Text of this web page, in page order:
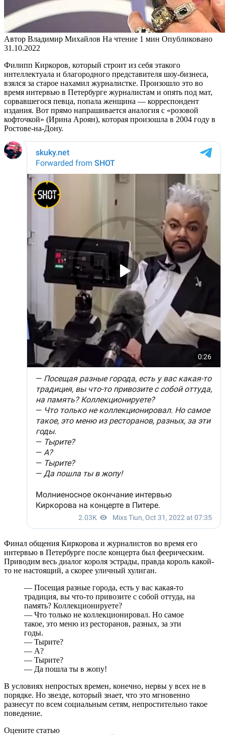
Автор Владимир Михайлов На чтение 1 мин Опубликовано
31.10.2022
Филипп Киркоров, который строит из себя этакого
интеллектуала и благородного представителя шоу-бизнеса,
взялся за старое нахамил журналистке. Произошло это во
время интервью в Петербурге журналистам и опять под мат,
сорвавшегося певца, попала женщина — корреспондент
издания. Вот прямо напрашивается аналогия с «розовой
кофточкой» (Ирина Ароян), которая произошла в 2004 году в
Ростове-на-Дону.
Финал общения Киркорова и журналистов во время его
интервью в Петербурге после концерта был феерическим.
Приводим весь диалог короля эстрады, правда король какой-
то не настоящий, а скорее уличный хулиган.
— Посещая разные города, есть у вас какая-то
традиция, вы что-то привозите с собой оттуда, на
память? Коллекционируете?
— Что только не коллекционировал. Но самое
такое, это меню из ресторанов, разных, за эти
годы.
— Тырите?
— А?
— Тырите?
— Да пошла ты в жопу!
В условиях непростых времен, конечно, нервы у всех не в
порядке. Но звезде, который знает, что это мгновенно
разнесут по всем социальным сетям, непростительно такое
поведение.
Оцените статью